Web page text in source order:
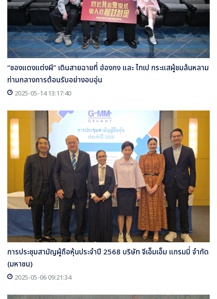
“ซองแดงแต่งผี” เดินสายฉายที่ ฮ่องกง และ ไทเป กระแสผู้ชมล้นหลาม
ท่ามกลางการต้อนรับอย่างอบอุ่น
2025-05-14 13:17:40
การประชุมสามัญผู้ถือหุ้นประจำปี 2568 บริษัท จีเอ็มเอ็ม แกรมมี่ จำกัด
(มหาชน)
2025-05-06 09:21:34